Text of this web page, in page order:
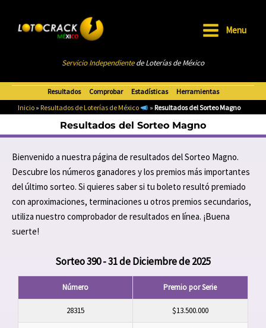
Main
Menu
Menu
Servicio Independientede Loterías de México
Resultados Comprobar Estadísticas
Herramientas
Inicio » Resultados de Loterías de México » Resultados del Sorteo Magno
Resultados del Sorteo Magno
Bienvenido a nuestra página de resultados del Sorteo Magno.
Descubre los números ganadores y los premios más importantes
del último sorteo. Si quieres saber si tu boleto resultó premiado
con aproximaciones, terminaciones u otros premios secundarios,
utiliza nuestro comprobador de resultados en línea. ¡Buena
suerte!
Sorteo 390 - 31 de Diciembre de 2025
Número Premio por Serie
28315 $13.500.000